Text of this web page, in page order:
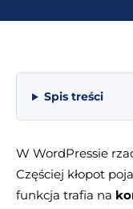
Spis treści
W WordPressie
Częściej kłopot
funkcja trafia na